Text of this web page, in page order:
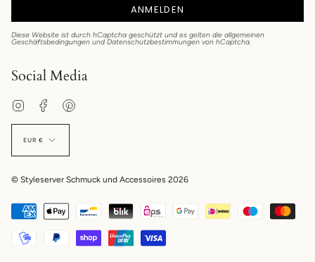
ANMELDEN
Diese Website ist durch hCaptcha geschützt und es gelten die allgemeinen
Geschäftsbedingungen und Datenschutzbestimmungen von hCaptcha.
Social Media
InstagramFacebook
EUR €
© Styleserver Schmuck und Accessoires 2026